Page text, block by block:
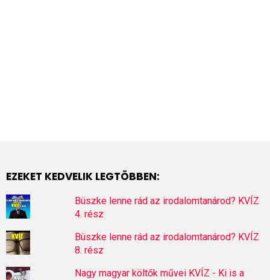
EZEKET KEDVELIK LEGTÖBBEN:
Büszke lenne rád az irodalomtanárod? KVÍZ
4. rész
Büszke lenne rád az irodalomtanárod? KVÍZ
8. rész
Nagy magyar költők művei KVÍZ - Ki is a